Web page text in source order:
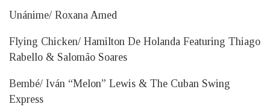
Unánime/ Roxana Amed
Flying Chicken/ Hamilton De Holanda Featuring Thiago
Rabello & Salomão Soares
Bembé/ Iván “Melon” Lewis & The Cuban Swing
Express